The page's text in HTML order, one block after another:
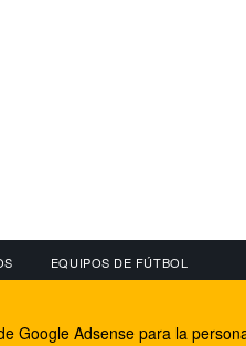
EQUIPOS DE FÚTBOL
Facebook
Google Adsense para la